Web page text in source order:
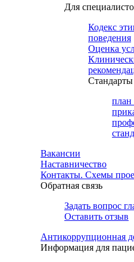
Для
Кодекс
поведения
Оценка
Cтандарты
план
Вакансии
Наставничество
Контакты. Схемы
Обратная связь
Задать вопрос
Оставить отзыв
Антикоррупционная
Информация для